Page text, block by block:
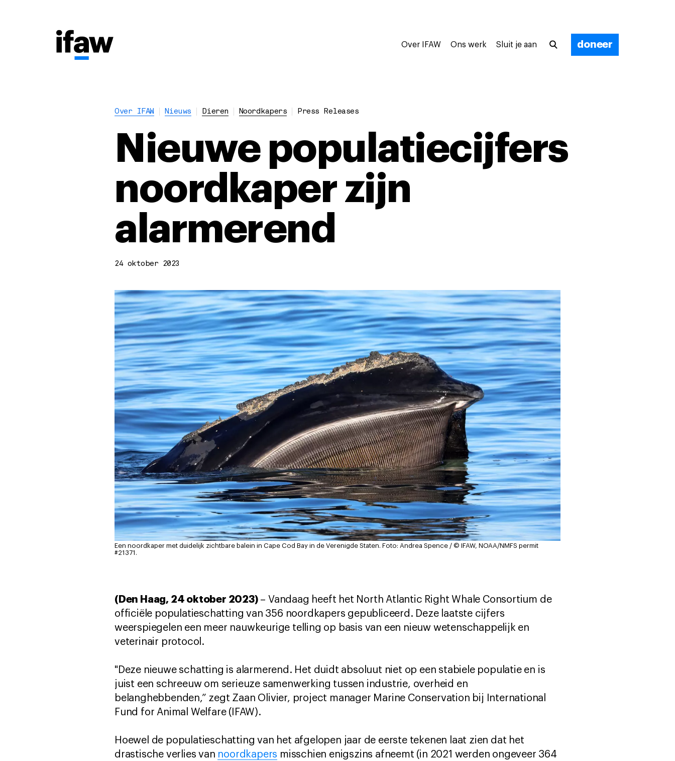
Over IFAW Ons werk Sluit je aan doneer
Over IFAW Nieuws Dieren Noordkapers Press Releases
Nieuwe populatiecijfers
noordkaper zijn
alarmerend
24 oktober 2023
Een noordkaper met duidelijk zichtbare balein in Cape Cod Bay in de Verenigde Staten. Foto: Andrea Spence / © IFAW, NOAA/NMFS permit
#21371.
(Den Haag, 24 oktober 2023)– Vandaag heeft het North Atlantic Right Whale Consortium de
officiële populatieschatting van 356 noordkapers gepubliceerd. Deze laatste cijfers
weerspiegelen een meer nauwkeurige telling op basis van een nieuw wetenschappelijk en
veterinair protocol.
"Deze nieuwe schatting is alarmerend. Het duidt absoluut niet op een stabiele populatie en is
juist een schreeuw om serieuze samenwerking tussen industrie, overheid en
belanghebbenden,” zegt Zaan Olivier, project manager Marine Conservation bij International
Fund for Animal Welfare (IFAW).
Hoewel de populatieschatting van het afgelopen jaar de eerste tekenen laat zien dat het
drastische verlies van noordkapers misschien enigszins afneemt (in 2021 werden ongeveer 364